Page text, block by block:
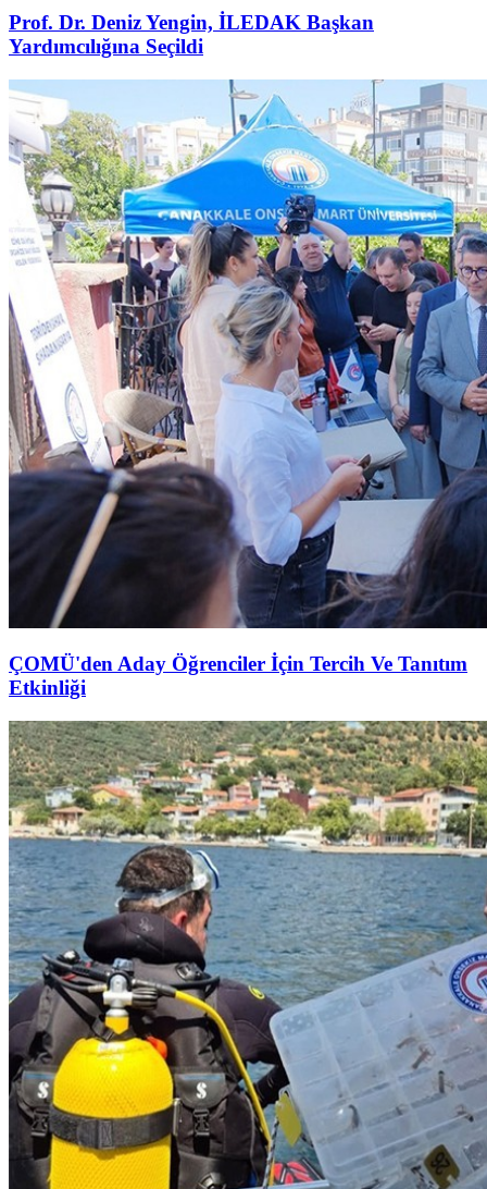
Prof. Dr. Deniz Yengin, İLEDAK Başkan
Yardımcılığına Seçildi
ÇOMÜ'den Aday Öğrenciler İçin Tercih Ve Tanıtım
Etkinliği